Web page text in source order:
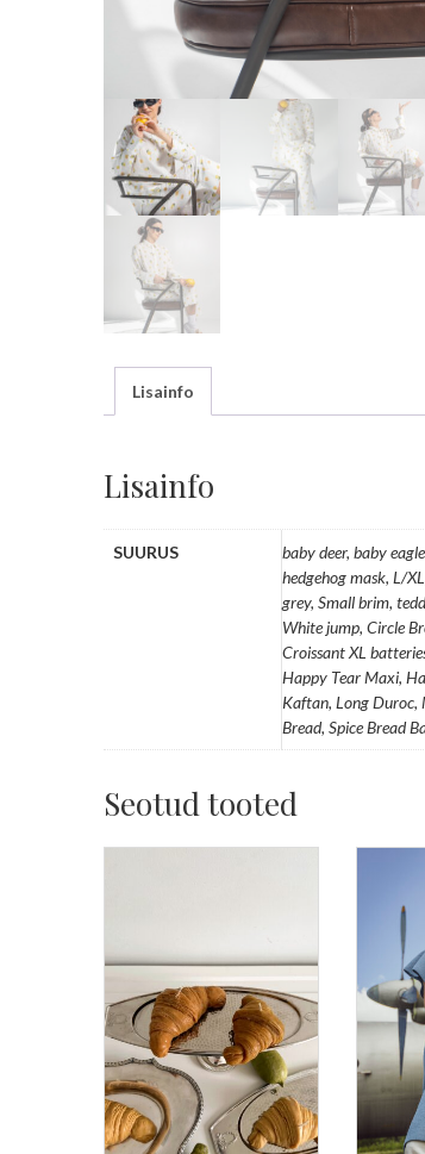
Lisainfo
Lisainfo
SUURUS
baby deer, baby
hedgehog mask, L/
grey, Small brim,
White jump, Circle
Croissant XL
Happy Tear Maxi,
Kaftan, Long Duroc,
Bread, Spice Bread
Seotud tooted